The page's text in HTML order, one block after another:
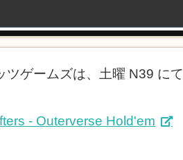
ツゲームズは、土曜 N39 にて
- Outerverse Hold'em